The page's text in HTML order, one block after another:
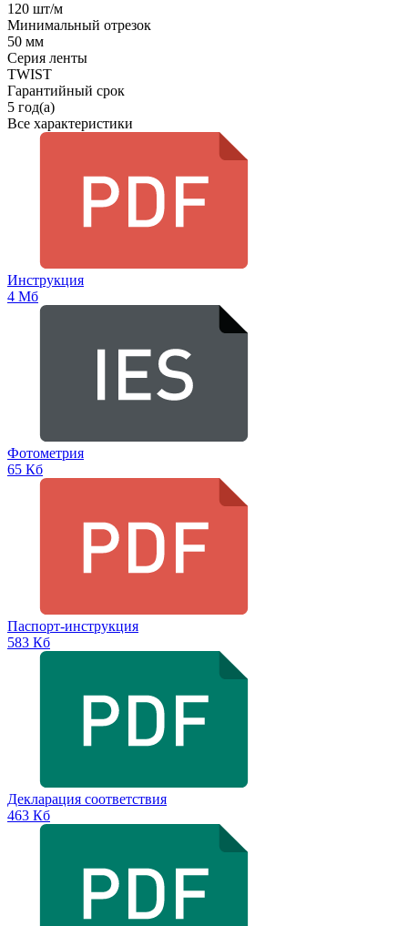
120 шт/м
Минимальный отрезок
50 мм
Серия ленты
TWIST
Гарантийный срок
5 год(а)
Все характеристики
Инструкция
4 Мб
Фотометрия
65 Кб
Паспорт-инструкция
583 Кб
Декларация соответствия
463 Кб